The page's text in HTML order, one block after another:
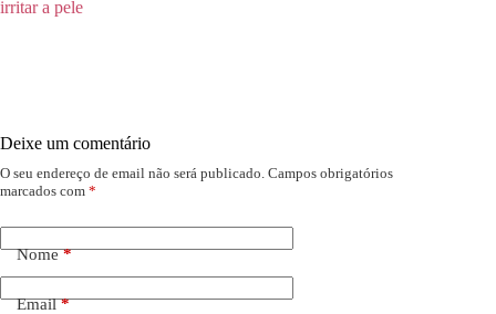
irritar a pele
Deixe um comentário
O seu endereço de email não será publicado. Campos obrigatórios
marcados com *
Nome*
Email*